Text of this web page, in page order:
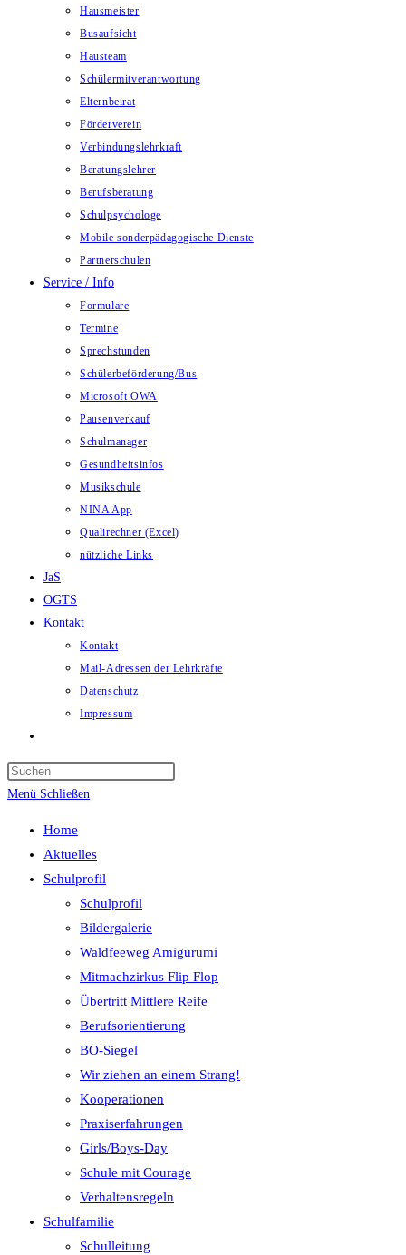
Hausmeister
Busaufsicht
Hausteam
Schülermitverantwortung
Elternbeirat
Förderverein
Verbindungslehrkraft
Beratungslehrer
Berufsberatung
Schulpsychologe
Mobile sonderpädagogische Dienste
Partnerschulen
Service / Info
Formulare
Termine
Sprechstunden
Schülerbeförderung/Bus
Microsoft OWA
Pausenverkauf
Schulmanager
Gesundheitsinfos
Musikschule
NINA App
Qualirechner (Excel)
nützliche Links
JaS
OGTS
Kontakt
Kontakt
Mail-Adressen der Lehrkräfte
Datenschutz
Impressum
umschalten
Menü Schließen
Home
Aktuelles
Schulprofil
Schulprofil
Bildergalerie
Waldfeeweg Amigurumi
Mitmachzirkus Flip Flop
Übertritt Mittlere Reife
Berufsorientierung
BO-Siegel
Wir ziehen an einem Strang!
Kooperationen
Praxiserfahrungen
Girls/Boys-Day
Schule mit Courage
Verhaltensregeln
Schulfamilie
Schulleitung